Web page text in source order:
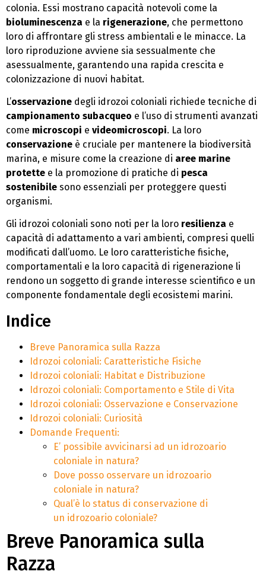
colonia. Essi mostrano capacità notevoli come la
bioluminescenza e la rigenerazione, che permettono
loro di affrontare gli stress ambientali e le minacce. La
loro riproduzione avviene sia sessualmente che
asessualmente, garantendo una rapida crescita e
colonizzazione di nuovi habitat.
L’osservazione degli idrozoi coloniali richiede tecniche di
campionamento subacqueo e l’uso di strumenti avanzati
come microscopi e videomicroscopi. La loro
conservazione è cruciale per mantenere la biodiversità
marina, e misure come la creazione di aree marine
protette e la promozione di pratiche di pesca
sostenibile sono essenziali per proteggere questi
organismi.
Gli idrozoi coloniali sono noti per la loro resilienza e
capacità di adattamento a vari ambienti, compresi quelli
modificati dall’uomo. Le loro caratteristiche fisiche,
comportamentali e la loro capacità di rigenerazione li
rendono un soggetto di grande interesse scientifico e un
componente fondamentale degli ecosistemi marini.
Indice
Breve Panoramica sulla Razza
Idrozoi coloniali: Caratteristiche Fisiche
Idrozoi coloniali: Habitat e Distribuzione
Idrozoi coloniali: Comportamento e Stile di Vita
Idrozoi coloniali: Osservazione e Conservazione
Idrozoi coloniali: Curiosità
Domande Frequenti:
E’ possibile avvicinarsi ad un idrozoario
coloniale in natura?
Dove posso osservare un idrozoario
coloniale in natura?
Qual’è lo status di conservazione di
un idrozoario coloniale?
Breve Panoramica sulla
Razza